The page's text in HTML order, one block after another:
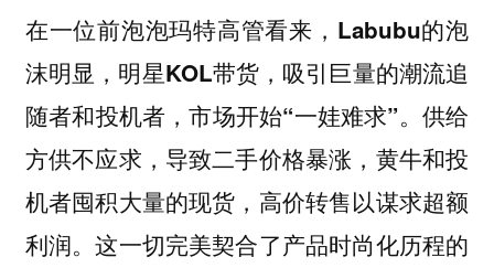
在一位前泡泡玛特高管看来，Labubu的泡
沫明显，明星KOL带货，吸引巨量的潮流追
随者和投机者，市场开始“一娃难求”。供给
方供不应求，导致二手价格暴涨，黄牛和投
机者囤积大量的现货，高价转售以谋求超额
利润。这一切完美契合了产品时尚化历程的